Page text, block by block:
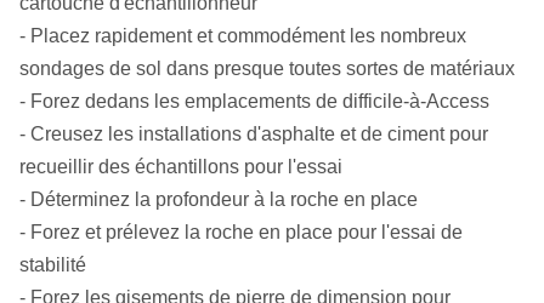
- Placez rapidement et commodément les nombreux
sondages de sol dans presque toutes sortes de matériaux
- Forez dedans les emplacements de difficile-à-Access
- Creusez les installations d'asphalte et de ciment pour
recueillir des échantillons pour l'essai
- Déterminez la profondeur à la roche en place
- Forez et prélevez la roche en place pour l'essai de
stabilité
- Forez les gisements de pierre de dimension pour